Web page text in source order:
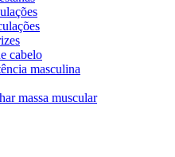
cabelo
masculina
massa muscular